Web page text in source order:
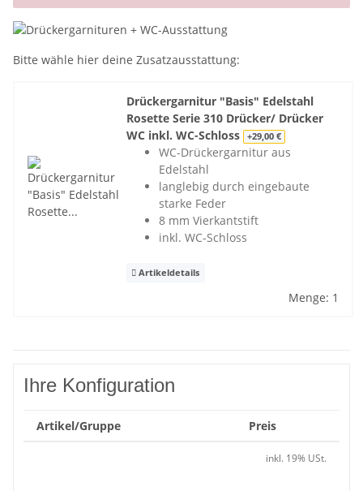
x
Bitte wähle hier deine Zusatzausstattung:
Drückergarnitur "Basis" Edelstahl
Rosette Serie 310 Drücker/ Drücker
WC inkl. WC-Schloss
+29,00 €
WC-Drückergarnitur aus
Edelstahl
langlebig durch eingebaute
starke Feder
8 mm Vierkantstift
inkl. WC-Schloss
Artikeldetails
Menge: 1
Ihre Konfiguration
Artikel/Gruppe Preis
inkl. 19% USt.